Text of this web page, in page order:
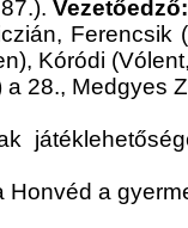
Vezetőedző:
Kóródi
a 28., Medgyes
a